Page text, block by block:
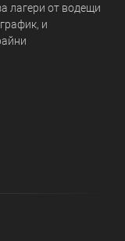
лагери от водещи
и